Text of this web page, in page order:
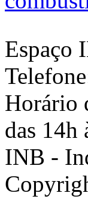
Espaço
Horário
das 14h
INB -